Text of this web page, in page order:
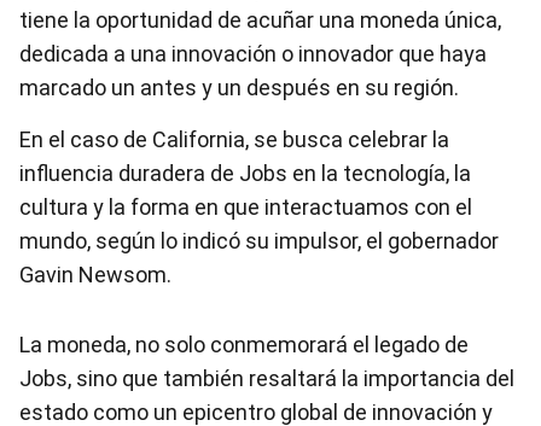
tiene la oportunidad de acuñar una moneda única,
dedicada a una innovación o innovador que haya
marcado un antes y un después en su región.
En el caso de California, se busca celebrar la
influencia duradera de Jobs en la tecnología, la
cultura y la forma en que interactuamos con el
mundo, según lo indicó su impulsor, el gobernador
Gavin Newsom.
La moneda, no solo conmemorará el legado de
Jobs, sino que también resaltará la importancia del
estado como un epicentro global de innovación y